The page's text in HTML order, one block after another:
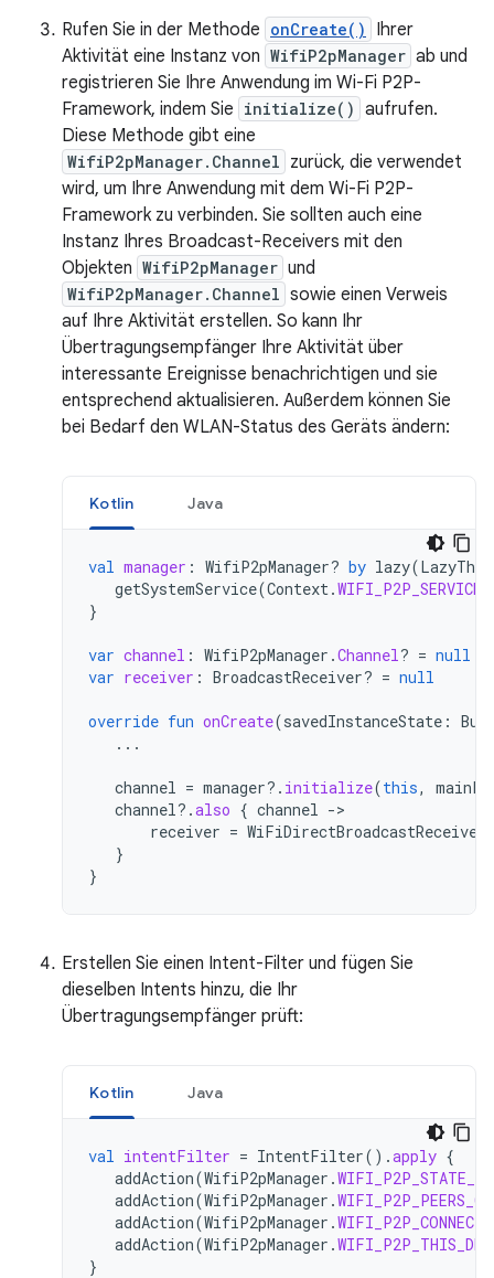
Rufen Sie in der Methode onCreate()
Ihrer
Aktivität eine Instanz von WifiP2pManager ab und
registrieren Sie Ihre Anwendung im Wi-Fi P2P-
Framework, indem Sie initialize() aufrufen.
Diese Methode gibt eine
WifiP2pManager.Channel zurück, die verwendet
wird, um Ihre Anwendung mit dem Wi-Fi P2P-
Framework zu verbinden. Sie sollten auch eine
Instanz Ihres Broadcast-Receivers mit den
Objekten WifiP2pManager und
WifiP2pManager.Channel sowie einen Verweis
auf Ihre Aktivität erstellen. So kann Ihr
Übertragungsempfänger Ihre Aktivität über
interessante Ereignisse benachrichtigen und sie
entsprechend aktualisieren. Außerdem können Sie
bei Bedarf den WLAN-Status des Geräts ändern:
Kotlin Java
val manager : WifiP2pManager? by lazy(
getSystemService(Context.WIFI_P2P_SERVICE
}
var channel : WifiP2pManager .Channel? = null
var receiver : BroadcastReceiver? = null
override fun onCreate(savedInstanceState :
...
channel = manager?. initialize(this,
channel?.also { channel -
receiver = WiFiDirectBroadcastReceiver
}
}
Erstellen Sie einen Intent-Filter und fügen Sie
dieselben Intents hinzu, die Ihr
Übertragungsempfänger prüft:
Kotlin Java
val intentFilter = IntentFilter().apply {
addAction(WifiP2pManager .
addAction(WifiP2pManager .
addAction(WifiP2pManager .
addAction(WifiP2pManager .
}